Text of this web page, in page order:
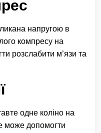
напругою в
компресу на
розслабити м’язи та
одне коліно на
може допомогти